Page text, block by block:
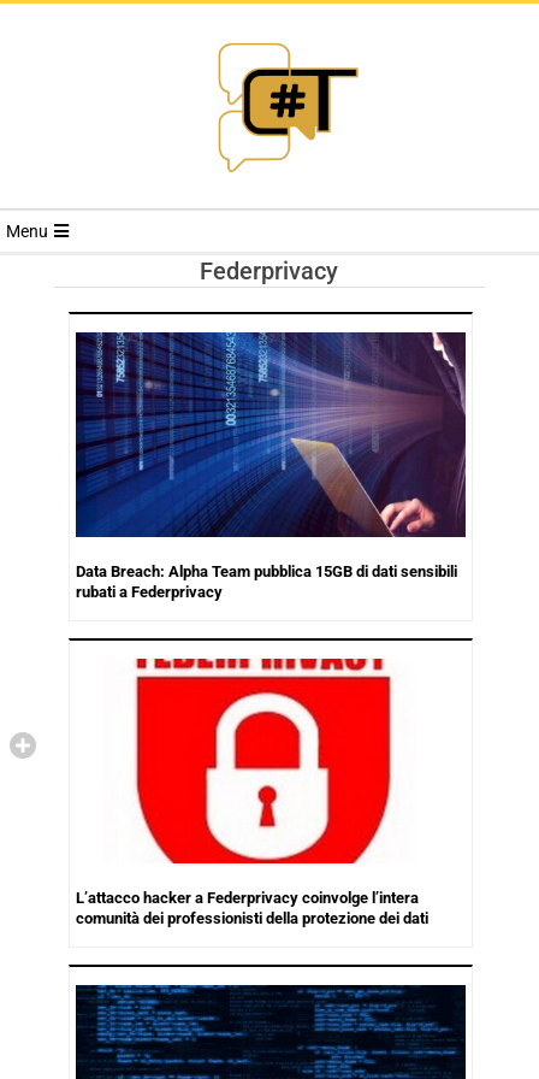
RIVISTA
TRENDS
Menu
Federprivacy
Data Breach: Alpha Team pubblica 15GB di dati sensibili
rubati a Federprivacy
L’attacco hacker a Federprivacy coinvolge l’intera
comunità dei professionisti della protezione dei dati